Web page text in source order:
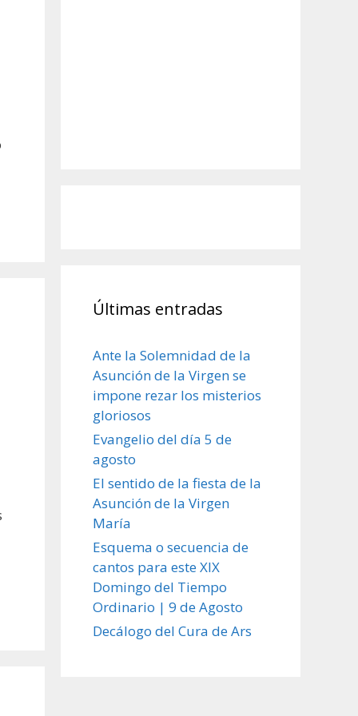
Últimas entradas
Ante la Solemnidad de la
Asunción de la Virgen se
impone rezar los misterios
gloriosos
Evangelio del día 5 de
agosto
El sentido de la fiesta de la
Asunción de la Virgen
María
Esquema o secuencia de
cantos para este XIX
Domingo del Tiempo
Ordinario | 9 de Agosto
Decálogo del Cura de Ars